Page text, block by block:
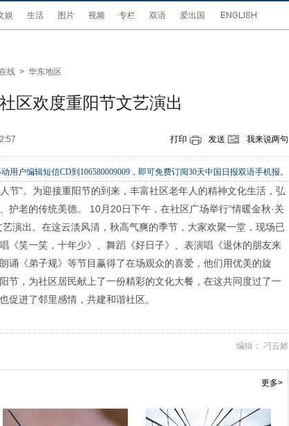
娱 生活 图片 视频 专栏 双语 爱出国
线 > 华东地区
区欢度重阳节文艺演出
打印 发送 我来说两句
用户编辑短信CD到106580009009，即可免费订阅30天中国日报双语手机报。
节”。为迎接重阳节的到来，丰富社区老年人的精神文化生活，弘
护老的传统美德。 10月20日下午，在社区广场举行“情暖金秋·关
演出。在这云淡风清，秋高气爽的季节，大家欢聚一堂，现场已
《笑一笑，十年少》、舞蹈《好日子》、表演唱《退休的朋友来
诵《弟子规》等节目赢得了在场观众的喜爱，他们用优美的旋
节，为社区居民献上了一份精彩的文化大餐，在这共同度过了一
促进了邻里感情，共建和谐社区。
编辑： 刁云娇
更多>